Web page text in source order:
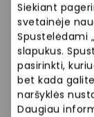
Siekiant
svetainėje
Spustelėdami
slapukus.
pasirinkti,
bet kada
naršyklės
Daugiau